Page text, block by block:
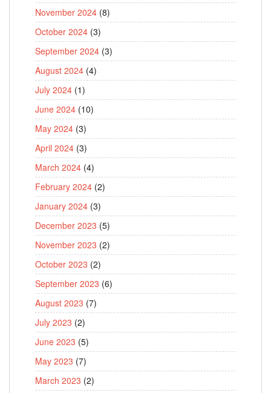
November 2024 (8)
October 2024 (3)
September 2024 (3)
August 2024 (4)
July 2024 (1)
June 2024 (10)
May 2024 (3)
April 2024 (3)
March 2024 (4)
February 2024 (2)
January 2024 (3)
December 2023 (5)
November 2023 (2)
October 2023 (2)
September 2023 (6)
August 2023 (7)
July 2023 (2)
June 2023 (5)
May 2023 (7)
March 2023 (2)